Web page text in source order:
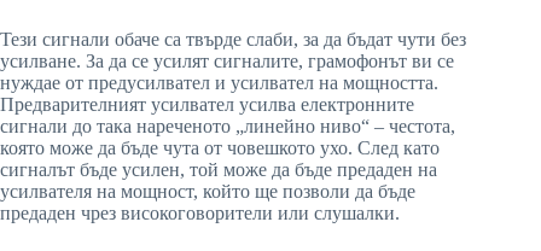
Тези сигнали обаче са твърде слаби, за да бъдат чути без
усилване. За да се усилят сигналите, грамофонът ви се
нуждае от предусилвател и усилвател на мощността.
Предварителният усилвател усилва електронните
сигнали до така нареченото „линейно ниво“ – честота,
която може да бъде чута от човешкото ухо. След като
сигналът бъде усилен, той може да бъде предаден на
усилвателя на мощност, който ще позволи да бъде
предаден чрез високоговорители или слушалки.